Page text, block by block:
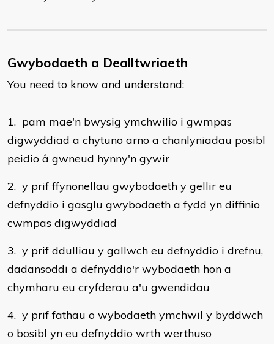
Gwybodaeth a Dealltwriaeth
You need to know and understand:
1. pam mae'n bwysig ymchwilio i gwmpas
digwyddiad a chytuno arno a chanlyniadau posibl
peidio â gwneud hynny'n gywir
2. y prif ffynonellau gwybodaeth y gellir eu
defnyddio i gasglu gwybodaeth a fydd yn diffinio
cwmpas digwyddiad
3. y prif ddulliau y gallwch eu defnyddio i drefnu,
dadansoddi a defnyddio'r wybodaeth hon a
chymharu eu cryfderau a'u gwendidau
4. y prif fathau o wybodaeth ymchwil y byddwch
o bosibl yn eu defnyddio wrth werthuso